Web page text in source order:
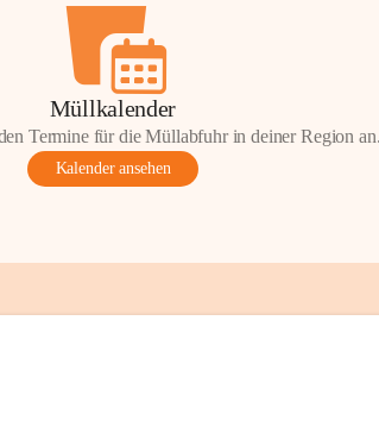
Müllkalender
Termine für die Müllabfuhr in deiner Region
Kalender ansehen